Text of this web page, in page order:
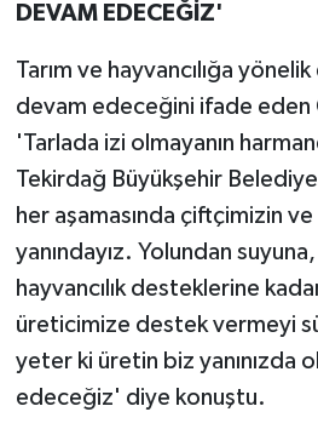
DEVAM EDECEĞİZ'
Tarım ve hayvancılığa
devam edeceğini ifade eden
'Tarlada izi olmayanın
Tekirdağ Büyükşehir
her aşamasında çiftçimizin
yanındayız. Yolundan
hayvancılık desteklerine
üreticimize destek vermeyi
yeter ki üretin biz yanınızda
edeceğiz' diye konuştu.